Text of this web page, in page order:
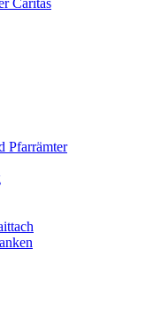
Caritas
Pfarrämter